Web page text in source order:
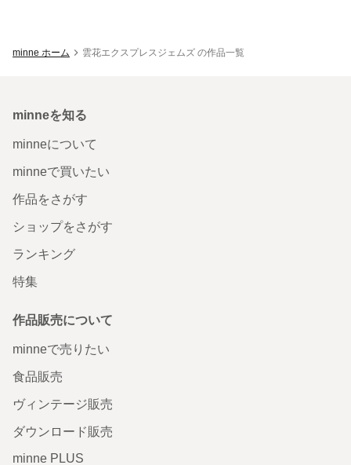
minne ホーム 雲花エクスプレスジェムズ の作品一覧
minneを知る
minneについて
minneで買いたい
作品をさがす
ショップをさがす
ランキング
特集
作品販売について
minneで売りたい
食品販売
ヴィンテージ販売
ダウンロード販売
minne PLUS